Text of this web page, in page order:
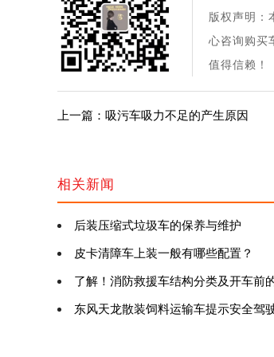
版权声明：
心咨询购买
值得信赖！
上一篇：吸污车吸力不足的产生原因
相关新闻
后装压缩式垃圾车的保养与维护
皮卡清障车上装一般有哪些配置？
了解！消防救援车结构分类及开车前
东风天龙散装饲料运输车提示安全驾